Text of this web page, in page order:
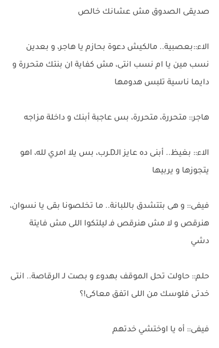
صديقى الصدوق مش عشانك خالص
الاء::بعصبية.. مالكيش دعوة بحازم يا هاجر، و بعدين
نسب مين يا ام نسب انتى، مش كفاية ان بنتك متحررة و
دايما ناسية تلبس هدومها
هاجر:: متحررة، متحررة، بس عاجبة أبنك و داخلة مزاجه
الاء:: بغيظ.. أبنى ده عايز الـDـرب، بس يلا امري لله، اهو
يتجوزها و يربيها
فيفى:: و هى بتتشدق باللبانة.. ما تخلصونا بقى يا نسوان،
هنرقص و لا مش هنرقص فـ ليلتكوا اللى مش فايتة
دشي
حلم:: حاولت تحل الموقف بهدوء و بصت لـ الرقاصة.. انتى
خدتى فلوسك من اللى اتفق معاكى!؟
فيفى:: أه يا اوختشي خدتهم